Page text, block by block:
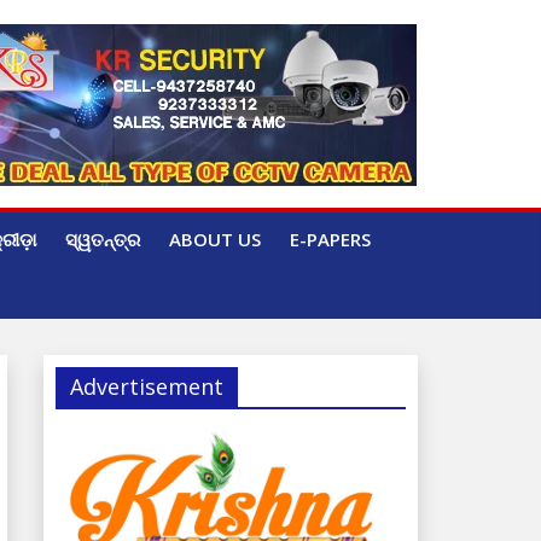
ସ୍ୱତନ୍ତ୍ର ABOUT US E-PAPERS
Advertisement